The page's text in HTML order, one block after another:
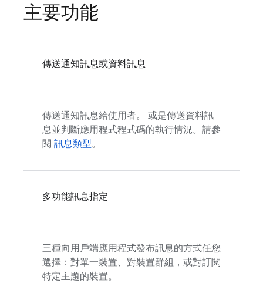
主要功能
傳送通知訊息或資料訊息
傳送通知訊息給使用者。 或是傳送資料訊
息並判斷應用程式程式碼的執行情況。請參
閱 訊息類型。
多功能訊息指定
三種向用戶端應用程式發布訊息的方式任您
選擇：對單一裝置、對裝置群組，或對訂閱
特定主題的裝置。